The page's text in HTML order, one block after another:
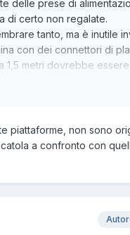
delle prese di
di certo non regalate.
tanto, ma è inutile
con dei connettori di
1,5 metri dovrebbe
conosco hanno
piattaforme, non sono
a confronto con